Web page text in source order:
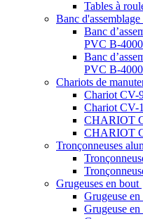
Tables à
Banc
Banc
PVC B-4000
Banc
PVC B-
Chariots de
Chariot CV-
Chariot CV-
CHARIOT
CHARIOT
Tronçonneuses
Grugeuses en bout
Grugeuse
Grugeuse